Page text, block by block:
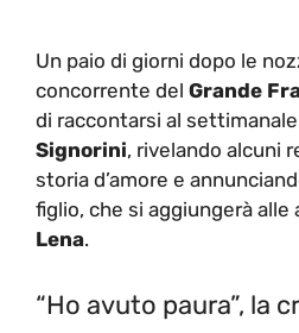
Un paio di giorni dopo le
concorrente del Grande
di raccontarsi al settimanale
Signorini, rivelando alcuni
storia d’amore e
figlio, che si aggiungerà alle
Lena.
“Ho avuto paura”, la